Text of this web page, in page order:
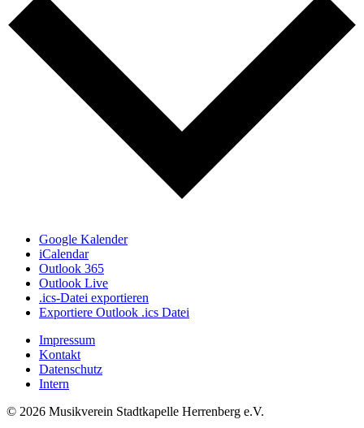
Google Kalender
iCalendar
Outlook 365
Outlook Live
.ics-Datei exportieren
Exportiere Outlook .ics Datei
Impressum
Kontakt
Datenschutz
Intern
© 2026 Musikverein Stadtkapelle Herrenberg e.V.